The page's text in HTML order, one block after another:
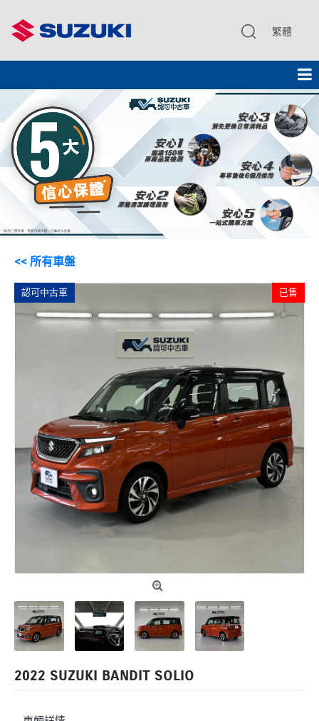
繁體
<< 所有車盤
認可中古車 已售
2022 SUZUKI BANDIT SOLIO